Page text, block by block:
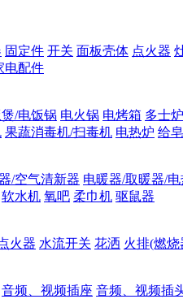
固定件 开关 面板壳体 点火器
电配件
/电饭锅 电火锅 电烤箱 多士
果蔬消毒机/扫毒机 电热炉 给
/空气清新器 电暖器/取暖器/
软水机 氧吧 柔巾机 驱鼠器
火器 水流开关 花洒 火排(燃烧
音频、视频插座 音频、视频插